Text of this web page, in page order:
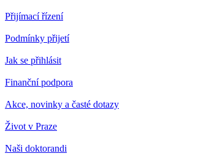
Přijímací řízení
Podmínky přijetí
Jak se přihlásit
Finanční podpora
Akce, novinky a časté dotazy
Život v Praze
Naši doktorandi